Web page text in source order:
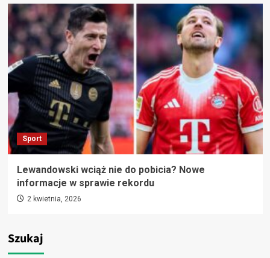
Sport
Lewandowski wciąż nie do pobicia? Nowe
informacje w sprawie rekordu
2 kwietnia, 2026
Szukaj